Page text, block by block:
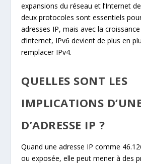
expansions du réseau et l’Internet
deux protocoles sont essentiels
adresses IP, mais avec la
d’internet, IPv6 devient de plus en
remplacer IPv4.
QUELLES SONT LES
IMPLICATIONS
D’ADRESSE IP ?
Quand une adresse IP comme
ou exposée, elle peut mener à des